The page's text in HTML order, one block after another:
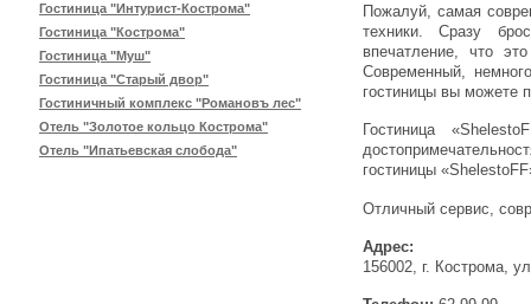
Гостиница "Интурист-Кострома"
Гостиница "Кострома"
Гостиница "Муш"
Гостиница "Старый двор"
Гостиничный комплекс "Романовъ лес"
Отель "Золотое кольцо Кострома"
Отель "Ипатьевская слобода"
Пожалуй, самая
техники. Сразу
впечатление, что
Современный,
гостиницы вы можете
Гостиница
гостиницы
Отличный сервис,
Адрес:
156002, г. Кострома,